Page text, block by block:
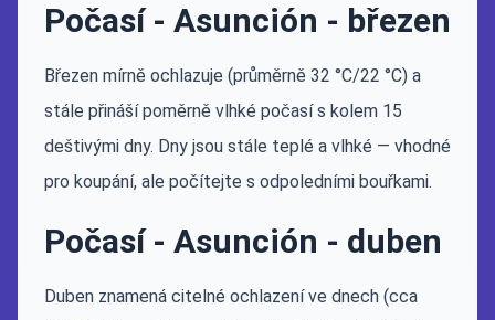
Počasí - Asunción - březen
Březen mírně ochlazuje (průměrně 32 °C/22 °C) a
stále přináší poměrně vlhké počasí s kolem 15
deštivými dny. Dny jsou stále teplé a vlhké — vhodné
pro koupání, ale počítejte s odpoledními bouřkami.
Počasí - Asunción - duben
Duben znamená citelné ochlazení ve dnech (cca